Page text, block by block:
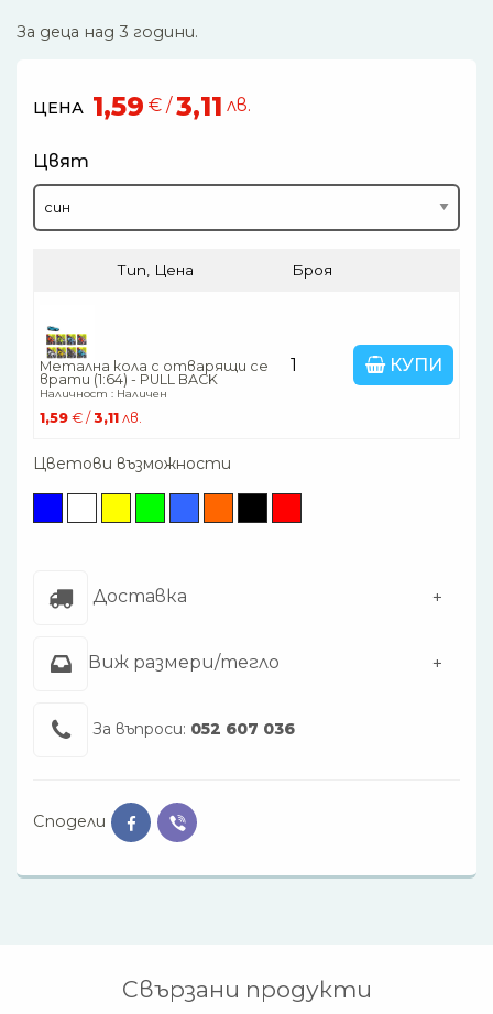
За деца над 3 години.
ЦЕНА 1,59 € /3,11 лв.
Цвят
Тип, Цена Броя
Метална кола с отварящи се
врати (1:64) - PULL BACK
Наличност : Наличен
1,59 € /3,11 лв.
КУПИ
Цветови възможности
Доставка
Виж размери/тегло
За въпроси: 052 607 036
Сподели
Свързани продукти